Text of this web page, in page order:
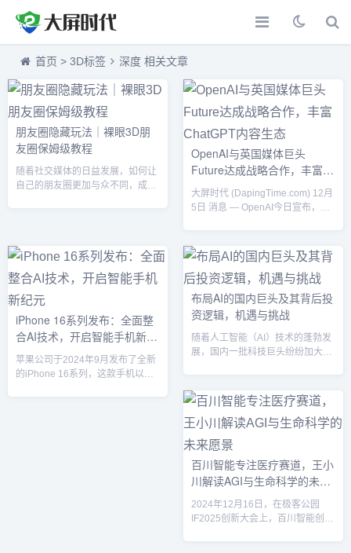
首页 > 3D标签 深度 相关文章
朋友圈隐藏玩法｜裸眼3D朋
友圈保姆级教程
随着社交媒体的日益发展，如何让
自己的朋友圈更加与众不同，成为
备或复杂的软件，跟着本教程，你
也能轻松打造引人注目的3D效果。
快来一起看看吧！步骤1：准备裸
眼3D素材裸眼3D效果的核心就是
图片素材，只有选择合适的素材，
你的朋友圈才能呈现出惊艳的立体
效果。这里有两个选择：1.1. 3...
OpenAI与英国媒体巨头
Future达成战略合作，丰富
ChatGPT内容生态
大屏时代 (DapingTime.com) 12月
5日 消息 — OpenAI今日宣布，与
ChatGPT引入更多高质量内容资
源，进一步提升其在科技、游戏、
时尚等领域的知识深度和服务能
力。合作详情：共享内容与模型优
化根据协议，Future plc将向
OpenAI提供旗下多个品牌的优质
内容资源，包括全球知名媒体如
《TechRada...
iPhone 16系列发布：全面整
合AI技术，开启智能手机新纪
元
苹果公司于2024年9月发布了全新
的iPhone 16系列，这款手机以深
布局AI的国内巨头及其背后投
资逻辑，机遇与挑战
随着人工智能（AI）技术的蓬勃发
展，国内一批科技巨头纷纷加大在
术、人才等方面投入巨大，还积极
在智能制造、金融、医疗、零售等
多个行业展开深入应用。本文将分
析国内AI布局的巨头公司、其背后
的投资逻辑及带来的机遇与挑战。
1. 国内AI布局的主要巨头百度作为
中国AI领域的先锋之一，百度早在
2017年提出了“AI...
百川智能专注医疗赛道，王小
川解读AGI与生命科学的未来
愿景
2024年12月16日，在极客公园
IF2025创新大会上，百川智能创始